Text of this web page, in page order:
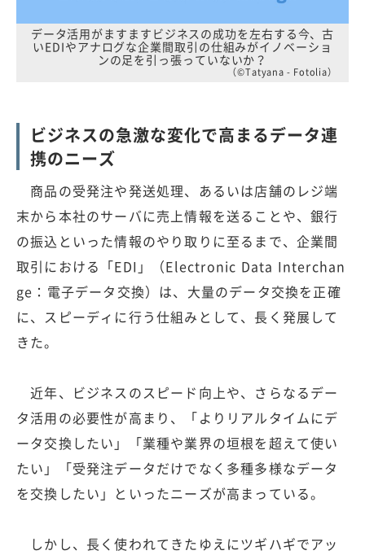
データ活用がますますビジネスの成功を左右する今、古
いEDIやアナログな企業間取引の仕組みがイノベーショ
ンの足を引っ張っていないか？
（©Tatyana - Fotolia）
ビジネスの急激な変化で高まるデータ連
携のニーズ
商品の受発注や発送処理、あるいは店舗のレジ端
末から本社のサーバに売上情報を送ることや、銀行
の振込といった情報のやり取りに至るまで、企業間
取引における「EDI」（Electronic Data Interchan
ge：電子データ交換）は、大量のデータ交換を正確
に、スピーディに行う仕組みとして、長く発展して
きた。
近年、ビジネスのスピード向上や、さらなるデー
タ活用の必要性が高まり、「よりリアルタイムにデ
ータ交換したい」「業種や業界の垣根を超えて使い
たい」「受発注データだけでなく多種多様なデータ
を交換したい」といったニーズが高まっている。
しかし、長く使われてきたゆえにツギハギでアッ